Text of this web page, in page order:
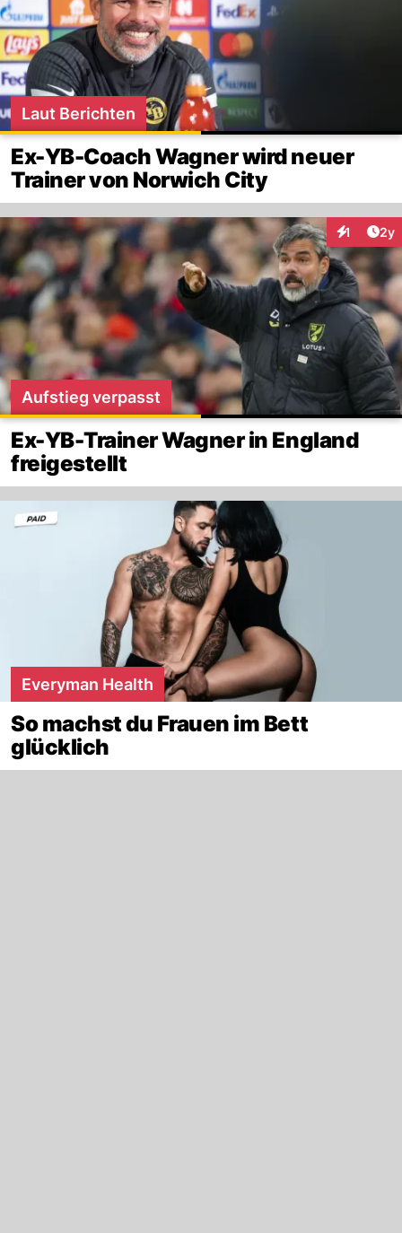
Laut Berichten
Ex-YB-Coach Wagner wird neuer
Trainer von Norwich City
1 2y
Aufstieg verpasst
Ex-YB-Trainer Wagner in England
freigestellt
Everyman Health
So machst du Frauen im Bett
glücklich